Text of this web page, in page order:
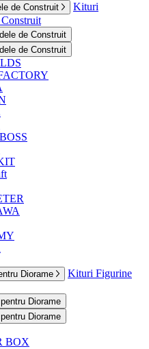
de Construit
Kituri
de Construit
de Construit
Diorame
Kituri Figurine
Diorame
Diorame
BOX